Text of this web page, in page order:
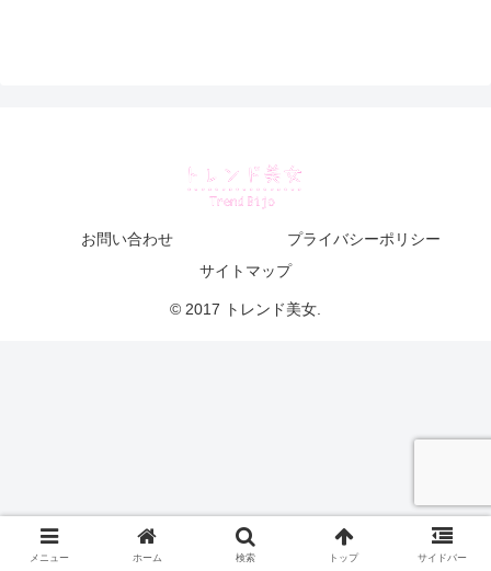
お問い合わせ
プライバシーポリシー
サイトマップ
© 2017 トレンド美女.
メニュー ホーム 検索 トップ サイドバー